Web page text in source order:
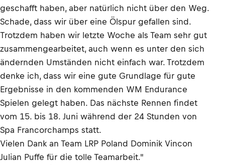
geschafft haben, aber natürlich nicht über den Weg.
Schade, dass wir über eine Ölspur gefallen sind.
Trotzdem haben wir letzte Woche als Team sehr gut
zusammengearbeitet, auch wenn es unter den sich
ändernden Umständen nicht einfach war. Trotzdem
denke ich, dass wir eine gute Grundlage für gute
Ergebnisse in den kommenden WM Endurance
Spielen gelegt haben. Das nächste Rennen findet
vom 15. bis 18. Juni während der 24 Stunden von
Spa Francorchamps statt.
Vielen Dank an Team LRP Poland Dominik Vincon
Julian Puffe für die tolle Teamarbeit."